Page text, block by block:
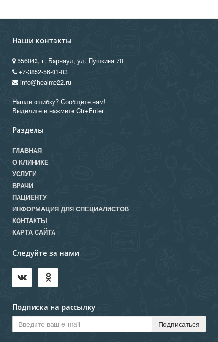
Наши контакты
656043, г. Барнаул, ул. Пушкина 70
+7-3852-56-01-03
info@healme22.ru
Нашли ошибку? Сообщите нам!
Выделите и нажмите Ctr+Enter
Разделы
ГЛАВНАЯ
О КЛИНИКЕ
УСЛУГИ
ВРАЧИ
ПАЦИЕНТУ
ИНФОРМАЦИЯ ДЛЯ СПЕЦИАЛИСТОВ
КОНТАКТЫ
КАРТА САЙТА
Следуйте за нами
Подписка на рассылку